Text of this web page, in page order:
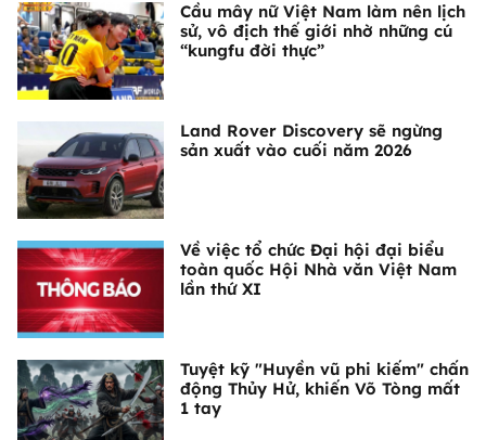
Cầu mây nữ Việt Nam làm nên lịch
sử, vô địch thế giới nhờ những cú
“kungfu đời thực”
Land Rover Discovery sẽ ngừng
sản xuất vào cuối năm 2026
Về việc tổ chức Đại hội đại biểu
toàn quốc Hội Nhà văn Việt Nam
lần thứ XI
Tuyệt kỹ "Huyền vũ phi kiếm" chấn
động Thủy Hử, khiến Võ Tòng mất
1 tay